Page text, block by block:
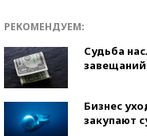
РЕКОМЕНДУЕМ:
Судьба
завещаний
Бизнес
закупают